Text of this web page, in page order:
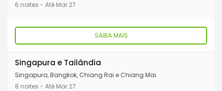
6 noites - Até Mar 27
SAIBA MAIS
Singapura e Tailândia
Singapura, Bangkok, Chiang Rai e Chiang Mai.
8 noites - Até Mar 27